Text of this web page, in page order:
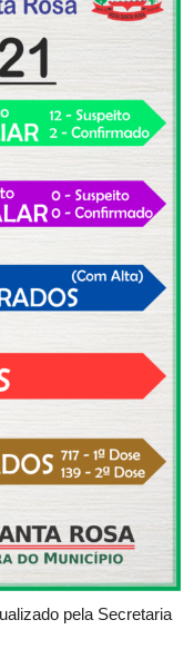
pela Secretaria